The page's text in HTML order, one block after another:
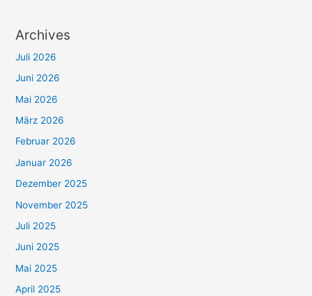
Archives
Juli 2026
Juni 2026
Mai 2026
März 2026
Februar 2026
Januar 2026
Dezember 2025
November 2025
Juli 2025
Juni 2025
Mai 2025
April 2025